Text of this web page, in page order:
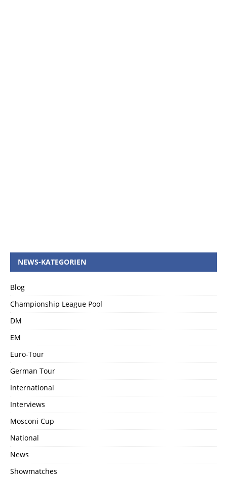
NEWS-KATEGORIEN
Blog
Championship League Pool
DM
EM
Euro-Tour
German Tour
International
Interviews
Mosconi Cup
National
News
Showmatches